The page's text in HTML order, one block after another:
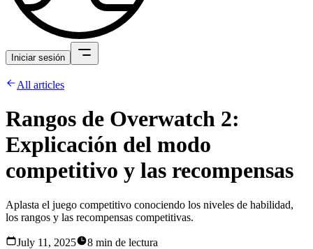
Iniciar sesión
All articles
Rangos de Overwatch 2:
Explicación del modo
competitivo y las recompensas
Aplasta el juego competitivo conociendo los niveles de habilidad,
los rangos y las recompensas competitivas.
July 11, 2025
8 min de lectura